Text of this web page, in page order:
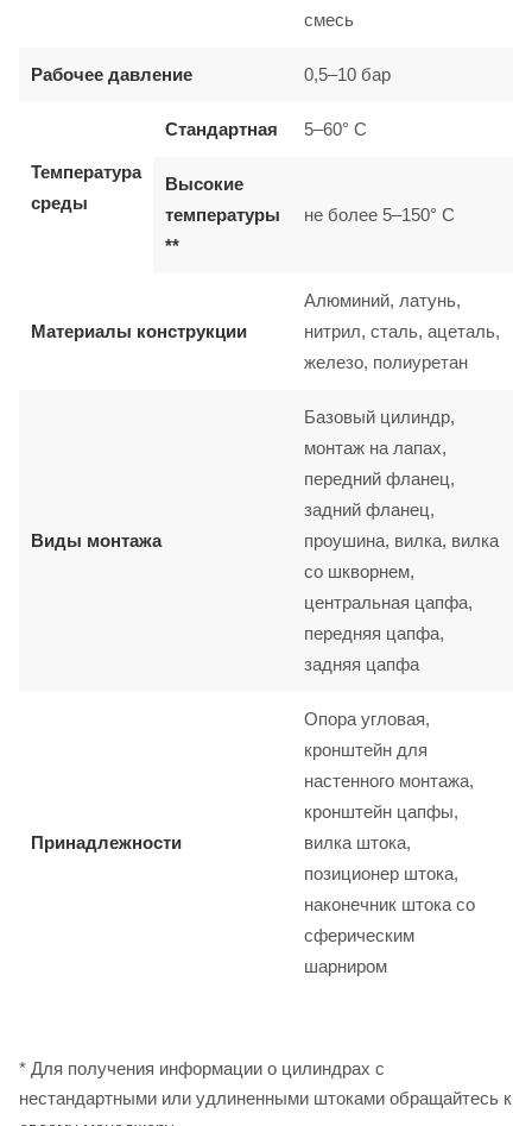
смесь
Рабочее давление 0,5–10 бар
Температура
среды
Стандартная 5–60° C
Высокие
температуры
**
не более 5–150° C
Материалы конструкции
Алюминий, латунь,
нитрил, сталь, ацеталь,
железо, полиуретан
Виды монтажа
Базовый цилиндр,
монтаж на лапах,
передний фланец,
задний фланец,
проушина, вилка, вилка
со шкворнем,
центральная цапфа,
передняя цапфа,
задняя цапфа
Принадлежности
Опора угловая,
кронштейн для
настенного монтажа,
кронштейн цапфы,
вилка штока,
позиционер штока,
наконечник штока со
сферическим
шарниром
* Для получения информации о цилиндрах с
нестандартными или удлиненными штоками обращайтесь к